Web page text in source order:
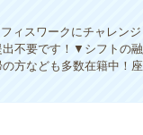
ィスワークにチャレン
不要です！▼シフトの
方なども多数在籍中！